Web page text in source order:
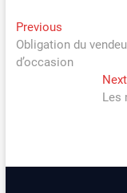
Navigation
de
PreviousPrevious
post:
Obligation du
d’occasion
Next
Les